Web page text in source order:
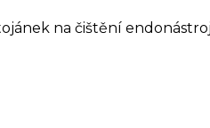
na čištění